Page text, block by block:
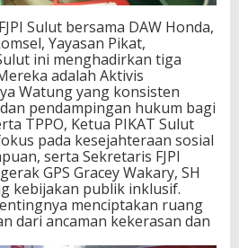
Sulut bersama DAW Honda,
Yayasan Pikat,
ini menghadirkan tiga
adalah Aktivis
Watung yang konsisten
pendampingan hukum bagi
TPPO, Ketua PIKAT Sulut
pada kesejahteraan sosial
serta Sekretaris FJPI
GPS Gracey Wakary, SH
kebijakan publik inklusif.
menciptakan ruang
dari ancaman kekerasan dan